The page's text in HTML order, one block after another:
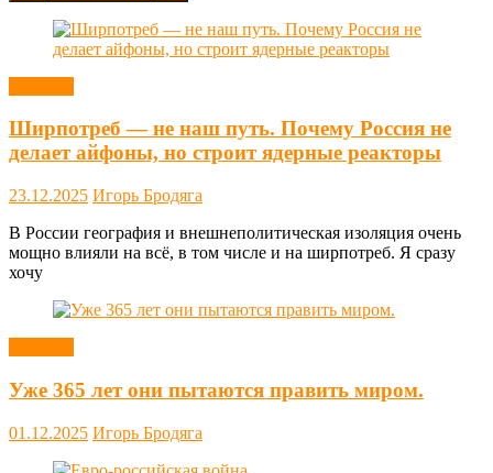
Ширпотреб — не наш путь. Почему Россия не
делает айфоны, но строит ядерные реакторы
23.12.2025 Игорь Бродяга
В России география и внешнеполитическая изоляция очень
мощно влияли на всё, в том числе и на ширпотреб. Я сразу
хочу
Уже 365 лет они пытаются править миром.
01.12.2025 Игорь Бродяга